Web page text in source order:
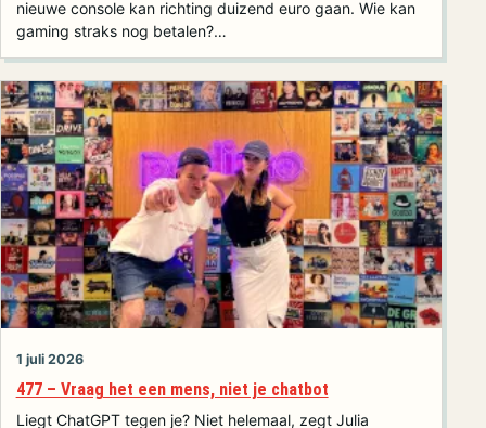
nieuwe console kan richting duizend euro gaan. Wie kan
gaming straks nog betalen?…
1 juli 2026
477 – Vraag het een mens, niet je chatbot
Liegt ChatGPT tegen je? Niet helemaal, zegt Julia